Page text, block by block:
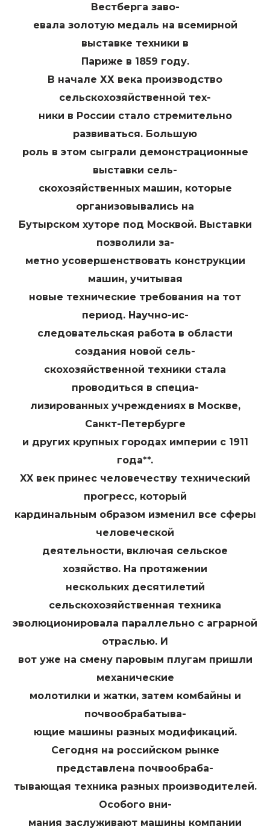
Вестберга заво-
евала золотую медаль на всемирной
выставке техники в
Париже в 1859 году.
В начале ХХ века производство
сельскохозяйственной тех-
ники в России стало стремительно
развиваться. Большую
роль в этом сыграли демонстрационные
выставки сель-
скохозяйственных машин, которые
организовывались на
Бутырском хуторе под Москвой. Выставки
позволили за-
метно усовершенствовать конструкции
машин, учитывая
новые технические требования на тот
период. Научно-ис-
следовательская работа в области
создания новой сель-
скохозяйственной техники стала
проводиться в специа-
лизированных учреждениях в Москве,
Санкт-Петербурге
и других крупных городах империи с 1911
года**.
XX век принес человечеству технический
прогресс, который
кардинальным образом изменил все сферы
человеческой
деятельности, включая сельское
хозяйство. На протяжении
нескольких десятилетий
сельскохозяйственная техника
эволюционировала параллельно с аграрной
отраслью. И
вот уже на смену паровым плугам пришли
механические
молотилки и жатки, затем комбайны и
почвообрабатыва-
ющие машины разных модификаций.
Сегодня на российском рынке
представлена почвообраба-
тывающая техника разных производителей.
Особого вни-
мания заслуживают машины компании